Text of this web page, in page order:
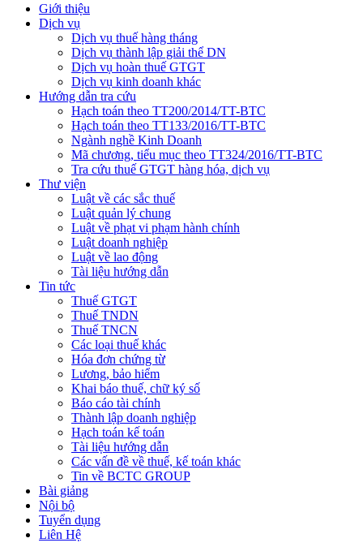
Giới thiệu
Dịch vụ
Dịch vụ thuế hàng tháng
Dịch vụ thành lập giải thể DN
Dịch vụ hoàn thuế GTGT
Dịch vụ kinh doanh khác
Hướng dẫn tra cứu
Hạch toán theo TT200/2014/TT-BTC
Hạch toán theo TT133/2016/TT-BTC
Ngành nghề Kinh Doanh
Mã chương, tiểu mục theo TT324/2016/TT-BTC
Tra cứu thuế GTGT hàng hóa, dịch vụ
Thư viện
Luật về các sắc thuế
Luật quản lý chung
Luật về phạt vi phạm hành chính
Luật doanh nghiệp
Luật về lao động
Tài liệu hướng dẫn
Tin tức
Thuế GTGT
Thuế TNDN
Thuế TNCN
Các loại thuế khác
Hóa đơn chứng từ
Lương, bảo hiểm
Khai báo thuế, chữ ký số
Báo cáo tài chính
Thành lập doanh nghiệp
Hạch toán kế toán
Tài liệu hướng dẫn
Các vấn đề về thuế, kế toán khác
Tin về BCTC GROUP
Bài giảng
Nội bộ
Tuyển dụng
Liên Hệ